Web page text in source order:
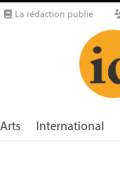
La rédaction publie
Arts International